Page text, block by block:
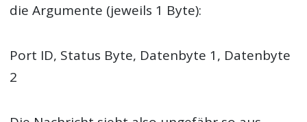
die Argumente (jeweils 1 Byte):
Port ID, Status Byte, Datenbyte 1, Datenbyte
2